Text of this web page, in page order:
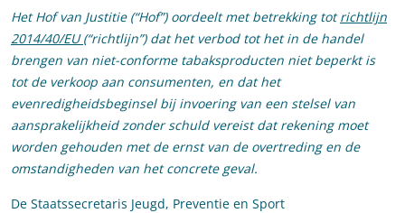
Het Hof van Justitie (“Hof”) oordeelt met betrekking totrichtlijn
2014/40/EU(“richtlijn”) dat het verbod tot het in de handel
brengen van niet-conforme tabaksproducten niet beperkt is
tot de verkoop aan consumenten, en dat het
evenredigheidsbeginsel bij invoering van een stelsel van
aansprakelijkheid zonder schuld vereist dat rekening moet
worden gehouden met de ernst van de overtreding en de
omstandigheden van het concrete geval.
De Staatssecretaris Jeugd, Preventie en Sport